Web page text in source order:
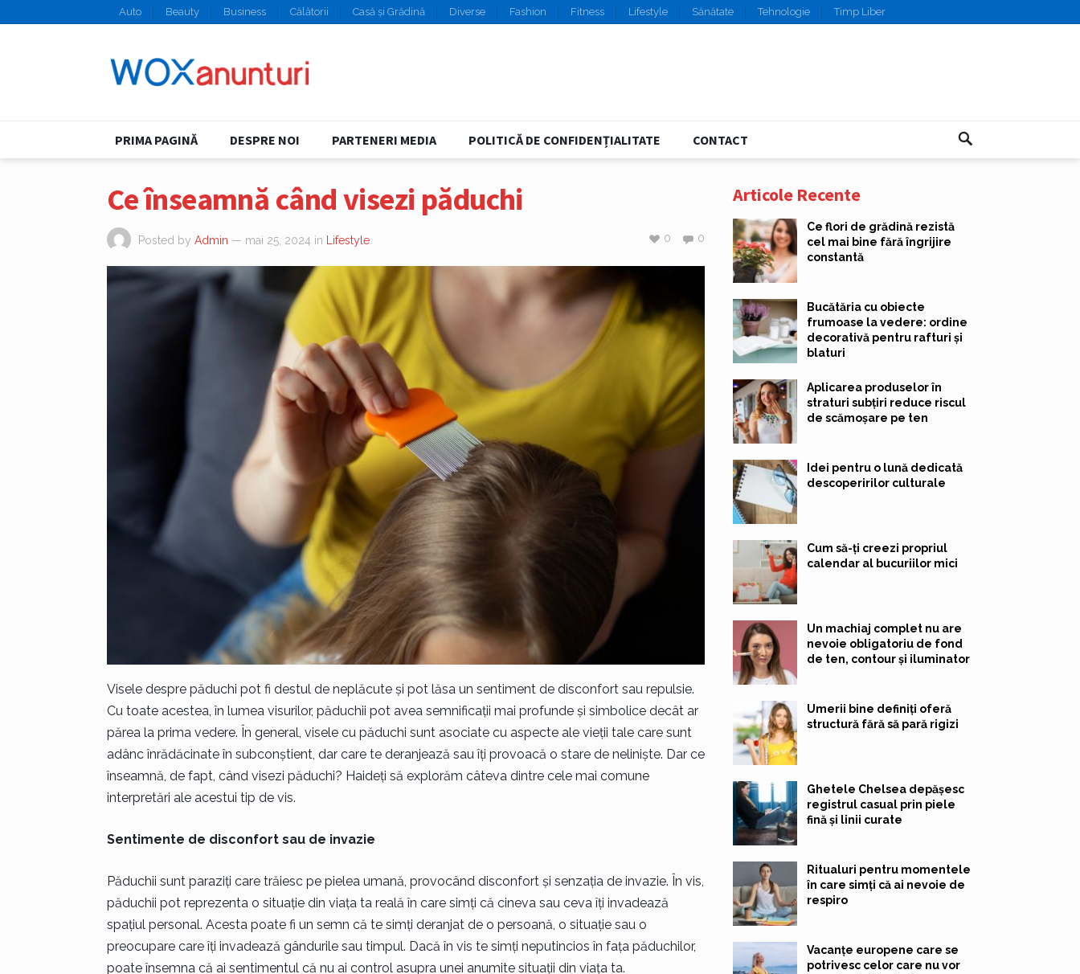
Auto Beauty Business Călătorii Casă și Grădină Diverse Fashion Fitness Lifestyle Sănătate Tehnologie Timp Liber
PRIMA PAGINĂ DESPRE NOI PARTENERI MEDIA POLITICĂ DE CONFIDENȚIALITATE CONTACT
Ce înseamnă când visezi păduchi
Posted by Admin — mai 25, 2024 in Lifestyle 0
0
Visele despre păduchi pot fi destul de neplăcute și pot lăsa un sentiment de disconfort sau repulsie.
Cu toate acestea, în lumea visurilor, păduchii pot avea semnificații mai profunde și simbolice decât ar
părea la prima vedere. În general, visele cu păduchi sunt asociate cu aspecte ale vieții tale care sunt
adânc înrădăcinate în subconștient, dar care te deranjează sau îți provoacă o stare de neliniște. Dar ce
înseamnă, de fapt, când visezi păduchi? Haideți să explorăm câteva dintre cele mai comune
interpretări ale acestui tip de vis.
Sentimente de disconfort sau de invazie
Păduchii sunt paraziți care trăiesc pe pielea umană, provocând disconfort și senzația de invazie. În vis,
păduchii pot reprezenta o situație din viața ta reală în care simți că cineva sau ceva îți invadează
spațiul personal. Acesta poate fi un semn că te simți deranjat de o persoană, o situație sau o
preocupare care îți invadează gândurile sau timpul. Dacă în vis te simți neputincios în fața păduchilor,
poate însemna că ai sentimentul că nu ai control asupra unei anumite situații din viața ta.
Articole Recente
Ce flori de grădină rezistă
cel mai bine fără îngrijire
constantă
Bucătăria cu obiecte
frumoase la vedere: ordine
decorativă pentru rafturi și
blaturi
Aplicarea produselor în
straturi subțiri reduce riscul
de scămoșare pe ten
Idei pentru o lună dedicată
descoperirilor culturale
Cum să-ți creezi propriul
calendar al bucuriilor mici
Un machiaj complet nu are
nevoie obligatoriu de fond
de ten, contour și iluminator
Umerii bine definiți oferă
structură fără să pară rigizi
Ghetele Chelsea depășesc
registrul casual prin piele
fină și linii curate
Ritualuri pentru momentele
în care simți că ai nevoie de
respiro
Vacanțe europene care se
potrivesc celor care nu vor